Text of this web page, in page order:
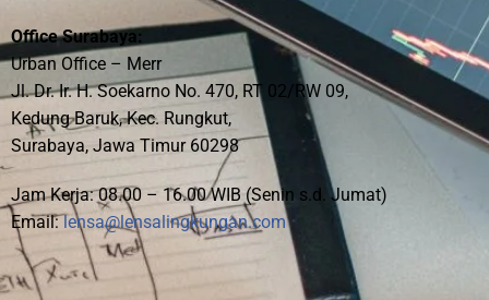
Office Surabaya:
Urban Office – Merr
Jl. Dr. Ir. H. Soekarno No. 470, RT 02/RW 09,
Kedung Baruk, Kec. Rungkut,
Surabaya, Jawa Timur 60298
Jam Kerja: 08.00 – 16.00 WIB (Senin s.d. Jumat)
Email:lensa@lensalingkungan.com